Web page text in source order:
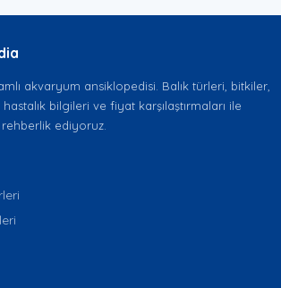
akvaryum ansiklopedisi. Balık türleri, bitkiler,
bilgileri ve fiyat karşılaştırmaları ile
ediyoruz.